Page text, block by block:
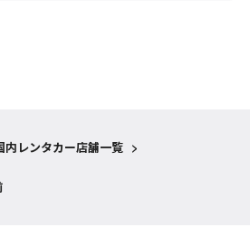
内レンタカー店舗一覧 >